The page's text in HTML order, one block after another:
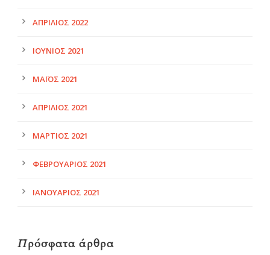
ΑΠΡΊΛΙΟΣ 2022
ΙΟΎΝΙΟΣ 2021
ΜΆΙΟΣ 2021
ΑΠΡΊΛΙΟΣ 2021
ΜΆΡΤΙΟΣ 2021
ΦΕΒΡΟΥΆΡΙΟΣ 2021
ΙΑΝΟΥΆΡΙΟΣ 2021
Πρόσφατα άρθρα